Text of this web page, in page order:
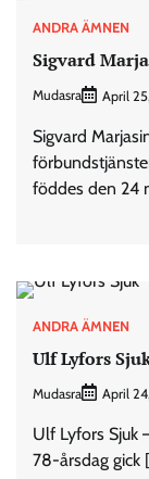
ANDRA ÄMNEN
Sigvard
Mudasra April
Sigvard
föddes den 24
ANDRA ÄMNEN
Ulf Lyfors
Mudasra April
Ulf Lyfors Sjuk
78-årsdag gick